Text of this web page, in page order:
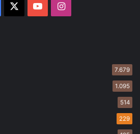
Facebook YouTubeInstagram
7.679
1.095
514
229